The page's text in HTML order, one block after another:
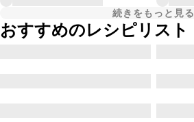
続きをもっと見る
おすすめのレシピリスト